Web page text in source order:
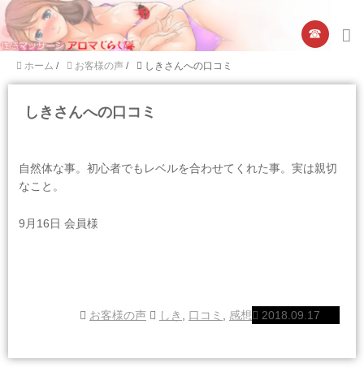
☎︎
ホーム / お客様の声 / しきさんへの口コミ
しきさんへの口コミ
自然体な事。初心者でもレベルを合わせてくれた事。実は親切
なこと。
9月16日 会員様
2018.09.17
お客様の声 しき 口コミ 感想